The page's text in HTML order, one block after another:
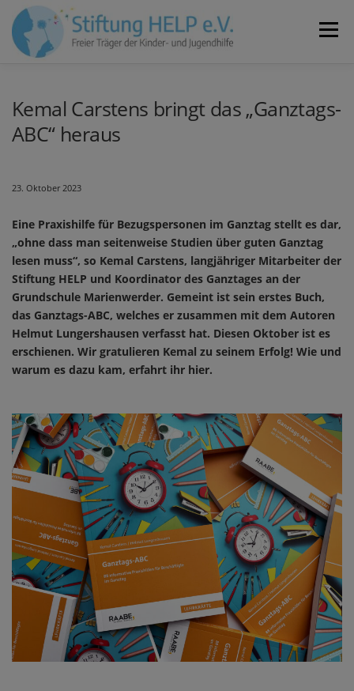
Zum
Inhalt
springen
Menü
Kemal Carstens bringt das „Ganztags-
ABC“ heraus
23. Oktober 2023
Eine Praxishilfe für Bezugspersonen im Ganztag stellt es dar,
„ohne dass man seitenweise Studien über guten Ganztag
lesen muss“, so Kemal Carstens, langjähriger Mitarbeiter der
Stiftung HELP und Koordinator des Ganztages an der
Grundschule Marienwerder. Gemeint ist sein erstes Buch,
das Ganztags-ABC, welches er zusammen mit dem Autoren
Helmut Lungershausen verfasst hat. Diesen Oktober ist es
erschienen. Wir gratulieren Kemal zu seinem Erfolg! Wie und
warum es dazu kam, erfahrt ihr hier.